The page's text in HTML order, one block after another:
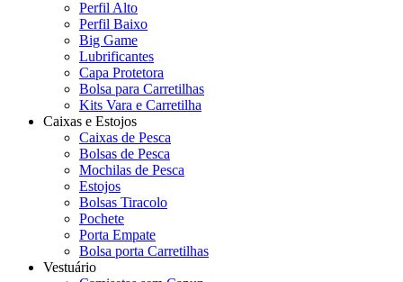
Perfil Alto
Perfil Baixo
Big Game
Lubrificantes
Capa Protetora
Bolsa para Carretilhas
Kits Vara e Carretilha
Caixas e Estojos
Caixas de Pesca
Bolsas de Pesca
Mochilas de Pesca
Estojos
Bolsas Tiracolo
Pochete
Porta Empate
Bolsa porta Carretilhas
Vestuário